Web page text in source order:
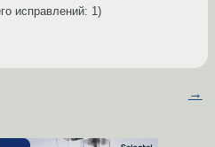
исправлений: 1)
→